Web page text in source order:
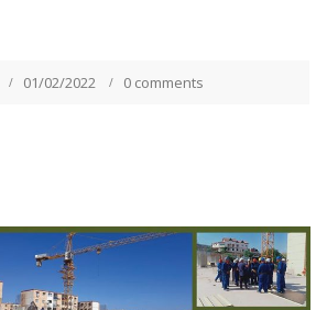
01/02/2022 0 comments